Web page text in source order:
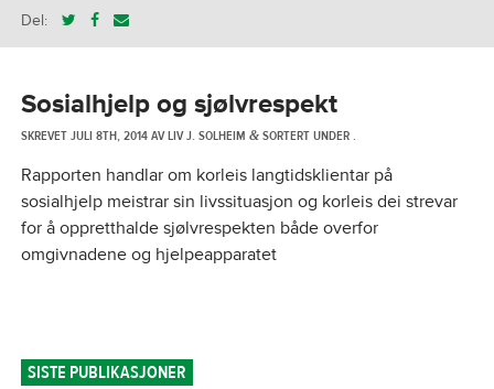
Del:
Sosialhjelp og sjølvrespekt
SKREVETJULI 8TH, 2014AVLIV J. SOLHEIM &SORTERT UNDER .
Rapporten handlar om korleis langtidsklientar på
sosialhjelp meistrar sin livssituasjon og korleis dei strevar
for å oppretthalde sjølvrespekten både overfor
omgivnadene og hjelpeapparatet
SISTE PUBLIKASJONER